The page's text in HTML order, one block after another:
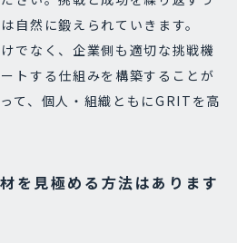
自然に鍛えられていきます。
でなく、企業側も適切な挑戦機
トする仕組みを構築することが
て、個人・組織ともにGRITを高
を見極める方法はあります